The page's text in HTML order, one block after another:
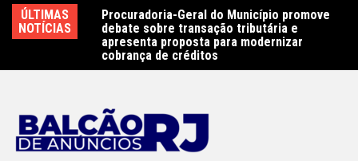
para
ÚLTIMAS
NOTÍCIAS
450 atletas na
sábado (8) –
Procuradoria-Geral do Município promove
debate sobre transação tributária e
apresenta proposta para modernizar
cobrança de créditos